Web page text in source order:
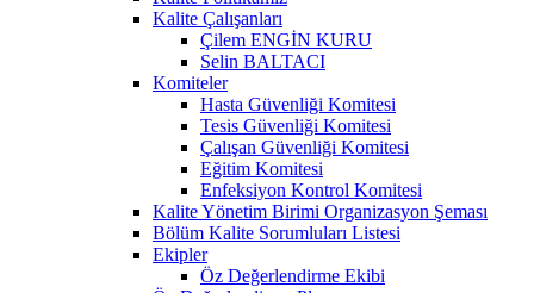
Kalite Çalışanları
Çilem ENGİN KURU
Selin BALTACI
Komiteler
Hasta Güvenliği Komitesi
Tesis Güvenliği Komitesi
Çalışan Güvenliği Komitesi
Eğitim Komitesi
Enfeksiyon Kontrol Komitesi
Kalite Yönetim Birimi Organizasyon Şeması
Bölüm Kalite Sorumluları Listesi
Ekipler
Öz Değerlendirme Ekibi